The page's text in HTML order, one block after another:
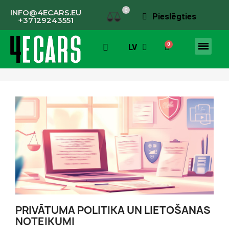
INFO@4ECARS.EU
+37129243551
0
Pieslēgties
LV
PRIVĀTUMA POLITIKA UN LIETOŠANAS
NOTEIKUMI